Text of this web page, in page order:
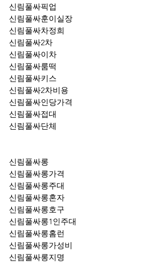
신림풀싸훈이실장
신림풀싸차정희
신림풀싸2차
신림풀싸이차
신림풀싸룸떡
신림풀싸키스
신림풀싸2차비용
신림풀싸인당가격
신림풀싸접대
신림풀싸단체
신림풀싸롱
신림풀싸롱가격
신림풀싸롱주대
신림풀싸롱혼자
신림풀싸롱호구
신림풀싸롱1인주대
신림풀싸롱홈런
신림풀싸롱가성비
신림풀싸롱지명